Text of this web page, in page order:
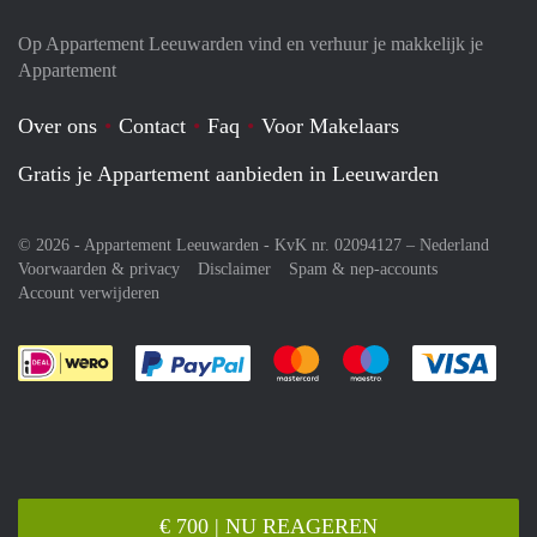
€ 700 | NU REAGEREN
Op Appartement Leeuwarden vind en verhuur je makkelijk je
Appartement
Over ons Contact Faq
Voor Makelaars
Gratis je Appartement aanbieden in Leeuwarden
© 2026 - Appartement Leeuwarden - KvK nr. 02094127 – Nederland
Voorwaarden & privacy
Disclaimer
Spam & nep-accounts
Account verwijderen
Je rekent gemakkelijk af met Paypal
Je rekent gemakkelijk af met
Je rekent